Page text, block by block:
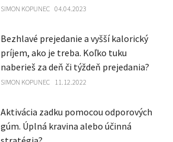
SIMON KOPUNEC 04.04.2023
Bezhlavé prejedanie a vyšší kalorický
príjem, ako je treba. Koľko tuku
naberieš za deň či týždeň prejedania?
SIMON KOPUNEC 11.12.2022
Aktivácia zadku pomocou odporových
gúm. Úplná kravina alebo účinná